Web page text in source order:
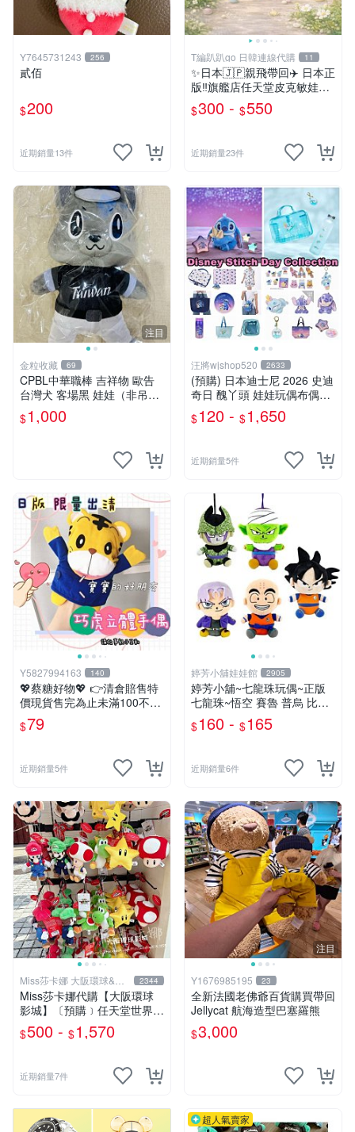
Y7645731243 256
貳佰
$200
近期銷量13件
T編趴趴go 日韓連線代購 11
✨日本🇯🇵親飛帶回✈️ 日本正
版‼️旗艦店任天堂皮克敏娃娃
PIKMIN 小吊飾 鑰匙圈
$300 - $550
近期銷量23件
注目
金粒收藏 69
CPBL中華職棒 吉祥物 歐告
台灣犬 客場黑 娃娃（非吊
飾）
$1,000
汪將wjshop520 2633
(預購) 日本迪士尼 2026 史迪
奇日 醜丫頭 娃娃玩偶布偶吊
飾鑰匙圈 涼毯 托特包置物包
購物袋 毛巾貼紙公仔盲盒
$120 - $1,650
近期銷量5件
Y5827994163 140
💖蔡糖好物💖 👉清倉賠售特
價現貨售完為止未滿100不出
貨唷🔥❤️不帶配飾純手偶日版
巧虎刷牙手偶❤️親子互動說故
$79
近期銷量5件
婷芳小舖娃娃館 2905
婷芳小舖~七龍珠玩偶~正版
七龍珠~悟空 賽魯 普烏 比克
克林 特南克斯 娃娃 玩偶~七
龍珠玩偶~生日情人禮
$160 - $165
近期銷量6件
Miss莎卡娜 大阪環球&迪
士尼代購
2344
Miss莎卡娜代購【大阪環球
影城】〔預購﹞任天堂世界
瑪利歐 路易吉 耀西 奇諾比奧
碧姬公主 無敵星星 蘑菇 大金
$500 - $1,570
近期銷量7件
注目
Y1676985195 23
全新法國老佛爺百貨購買帶回
Jellycat 航海造型巴塞羅熊
$3,000
超人氣賣家